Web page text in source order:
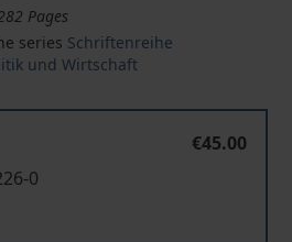
Pages
series Schriftenreihe
und Wirtschaft
€45.00
0